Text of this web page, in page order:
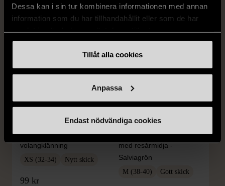
Dessa kan i sin tur kombinera informationen med annan
information som du har tillhandahållit eller som de har
Tillåt alla cookies
Anpassa
Endast nödvändiga cookies
1/5
H&M - Leopardmönstrad
volangklänning
XS (32-34) Nytt skick
99 kr
1/5
H&M
H&M - Plisserad midikjol
med resårmidja -
Salviagrön
M (38-40) Gott skick